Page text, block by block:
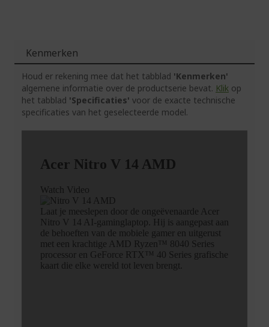
Kenmerken
Houd er rekening mee dat het tabblad 'Kenmerken'
algemene informatie over de productserie bevat. Klik op
het tabblad 'Specificaties' voor de exacte technische
specificaties van het geselecteerde model.